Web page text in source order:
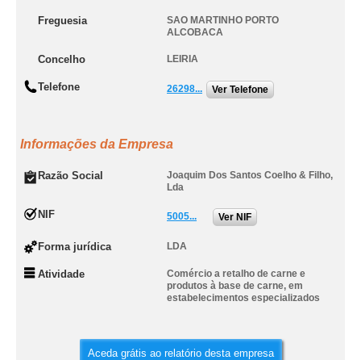
Freguesia
SAO MARTINHO PORTO
ALCOBACA
Concelho LEIRIA
Telefone 26298... Ver Telefone
Informações da Empresa
Razão Social
Joaquim Dos Santos Coelho & Filho,
Lda
NIF 5005... Ver NIF
Forma jurídica LDA
Atividade
Comércio a retalho de carne e
produtos à base de carne, em
estabelecimentos especializados
Aceda grátis ao relatório desta empresa